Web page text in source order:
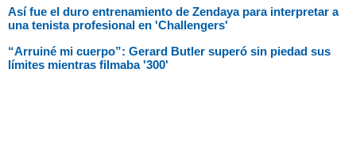
Así fue el duro entrenamiento de Zendaya para interpretar a
una tenista profesional en 'Challengers'
“Arruiné mi cuerpo”: Gerard Butler superó sin piedad sus
límites mientras filmaba '300'